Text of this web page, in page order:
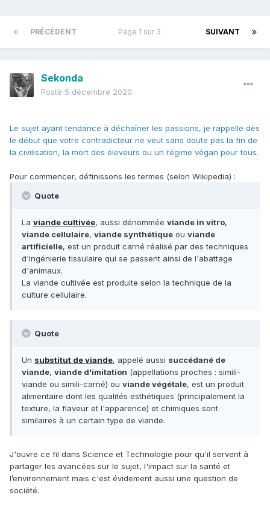
PRÉCÉDENT SUIVANT
Page 1 sur 3
Sekonda
Posté 5 décembre 2020
Le sujet ayant tendance à déchaîner les passions, je rappelle dès
le début que votre contradicteur ne veut sans doute pas la fin de
la civilisation, la mort des éleveurs ou un régime végan pour tous.
Pour commencer, définissons les termes (selon Wikipedia) :
Quote
La viande cultivée, aussi dénommée viande in vitro,
viande cellulaire, viande synthétique ou viande
artificielle, est un produit carné réalisé par des techniques
d'ingénierie tissulaire qui se passent ainsi de l'abattage
d'animaux.
La viande cultivée est produite selon la technique de la
culture cellulaire.
Quote
Un substitut de viande, appelé aussi succédané de
viande, viande d'imitation (appellations proches : simili-
viande ou simili-carné) ou viande végétale, est un produit
alimentaire dont les qualités esthétiques (principalement la
texture, la flaveur et l'apparence) et chimiques sont
similaires à un certain type de viande.
J'ouvre ce fil dans Science et Technologie pour qu'il servent à
partager les avancées sur le sujet, l'impact sur la santé et
l’environnement mais c'est évidement aussi une question de
société.